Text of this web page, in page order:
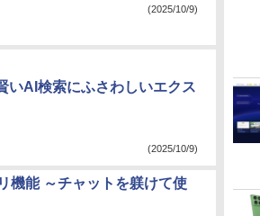
(2025/10/9)
いAI検索にふさわしいエクス
(2025/10/9)
機能 ～チャットを躾けて使